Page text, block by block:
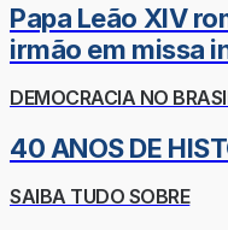
Papa Leão XIV
irmão em missa
DEMOCRACIA NO
40 ANOS DE
SAIBA TUDO SOBRE